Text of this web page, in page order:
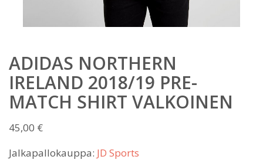
ADIDAS NORTHERN
IRELAND 2018/19 PRE-
MATCH SHIRT VALKOINEN
45,00 €
Jalkapallokauppa: JD Sports